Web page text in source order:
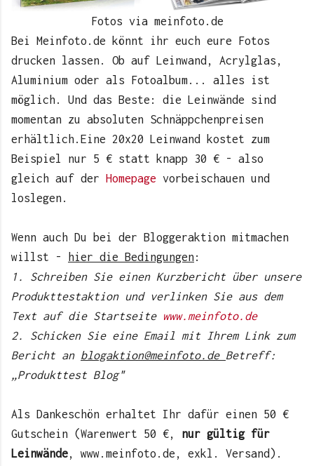
Fotos via meinfoto.de
Bei Meinfoto.de könnt ihr euch eure Fotos
drucken lassen. Ob auf Leinwand, Acrylglas,
Aluminium oder als Fotoalbum... alles ist
möglich. Und das Beste: die Leinwände sind
momentan zu absoluten Schnäppchenpreisen
erhältlich.Eine 20x20 Leinwand kostet zum
Beispiel nur 5 € statt knapp 30 € - also
gleich auf der
Homepage vorbeischauen und
loslegen.
Wenn auch Du bei der Bloggeraktion mitmachen
willst -
hier die Bedingungen :
1. Schreiben Sie einen Kurzbericht über unsere
Produkttestaktion und verlinken Sie aus dem
Text auf die Startseite www.meinfoto.de
2. Schicken Sie eine Email mit Ihrem Link zum
Bericht an blogaktion@meinfoto.de Betreff:
„Produkttest Blog"
Als Dankeschön erhaltet I hr dafür einen 50 €
Gutschein (Warenwert 50 €, nur gültig für
Leinwände, www.meinfoto.de, exkl. Versand).